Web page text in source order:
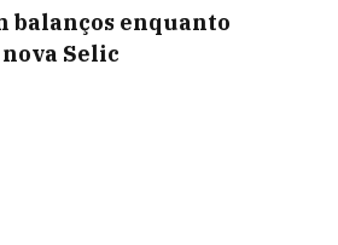
balanços enquanto
Selic